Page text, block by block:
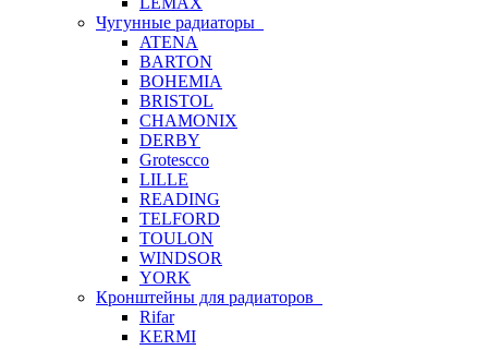
Чугунные радиаторы
ATENA
BARTON
BOHEMIA
BRISTOL
CHAMONIX
DERBY
Grotescco
LILLE
READING
TELFORD
TOULON
WINDSOR
YORK
Кронштейны для радиаторов
Rifar
KERMI